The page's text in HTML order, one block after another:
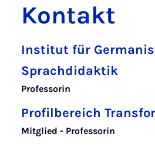
Kontakt
Institut für
Sprachdidaktik
Professorin
Profilbereich
Mitglied - Professorin